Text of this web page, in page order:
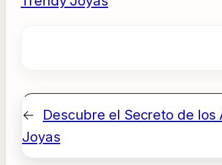
←
Descubre el Secreto de
Joyas